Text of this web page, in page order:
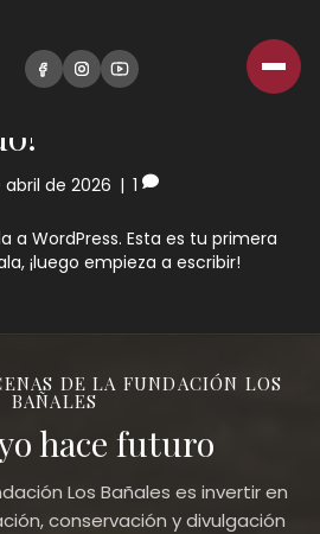
abril de 2026 | 1
a WordPress. Esta es tu primera
¡luego empieza a escribir!
DE LA FUNDACIÓN LOS
BAÑALES
hace futuro
Los Bañales es invertir en
conservación y divulgación